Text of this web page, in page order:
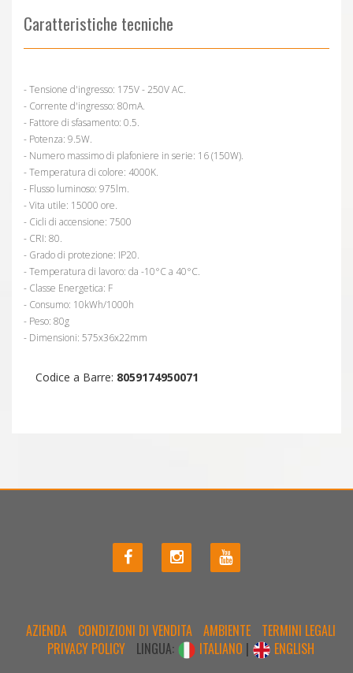
Caratteristiche tecniche
- Tensione d'ingresso: 175V - 250V AC.
- Corrente d'ingresso: 80mA.
- Fattore di sfasamento: 0.5.
- Potenza: 9.5W.
- Numero massimo di plafoniere in serie: 16 (150W).
- Temperatura di colore: 4000K.
- Flusso luminoso: 975lm.
- Vita utile: 15000 ore.
- Cicli di accensione: 7500
- CRI: 80.
- Grado di protezione: IP20.
- Temperatura di lavoro: da -10°C a 40°C.
- Classe Energetica: F
- Consumo: 10kWh/1000h
- Peso: 80g
- Dimensioni: 575x36x22mm
Codice a Barre: 8059174950071
AZIENDA CONDIZIONI DI VENDITA AMBIENTE
TERMINI LEGALI
PRIVACY POLICY
LINGUA: ITALIANO | ENGLISH